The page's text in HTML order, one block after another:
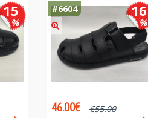
15
%
46.00€ €55.00
#6604 16
%